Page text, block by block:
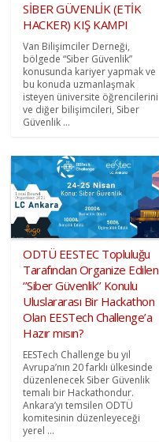
SİBER GÜVENLİK (ETİK
HACKER) KIŞ KAMPI
Van Bilişimciler Derneği,
bölgede “Siber Güvenlik”
konusunda kariyer yapmak ve
bu konuda uzmanlaşmak
isteyen üniversite öğrencilerini
ve diğer bilişimcileri, Siber
Güvenlik ...
ODTÜ EESTEC Topluluğu
Tarafından Organize Edilen
‘’Siber Güvenlik’’ Konulu
Uluslararası Bir Hackathon
Olan EESTech Challenge’a
Hazır mısın?
EESTech Challenge bu yıl
Avrupa’nın 20 farklı ülkesinde
düzenlenecek Siber Güvenlik
temalı bir Hackathondur.
Ankara’yı temsilen ODTÜ
komitesinin düzenleyeceği
yerel ...